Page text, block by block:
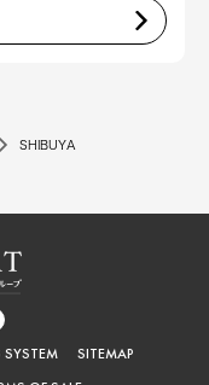
SHIBUYA
SYSTEM
SITEMAP